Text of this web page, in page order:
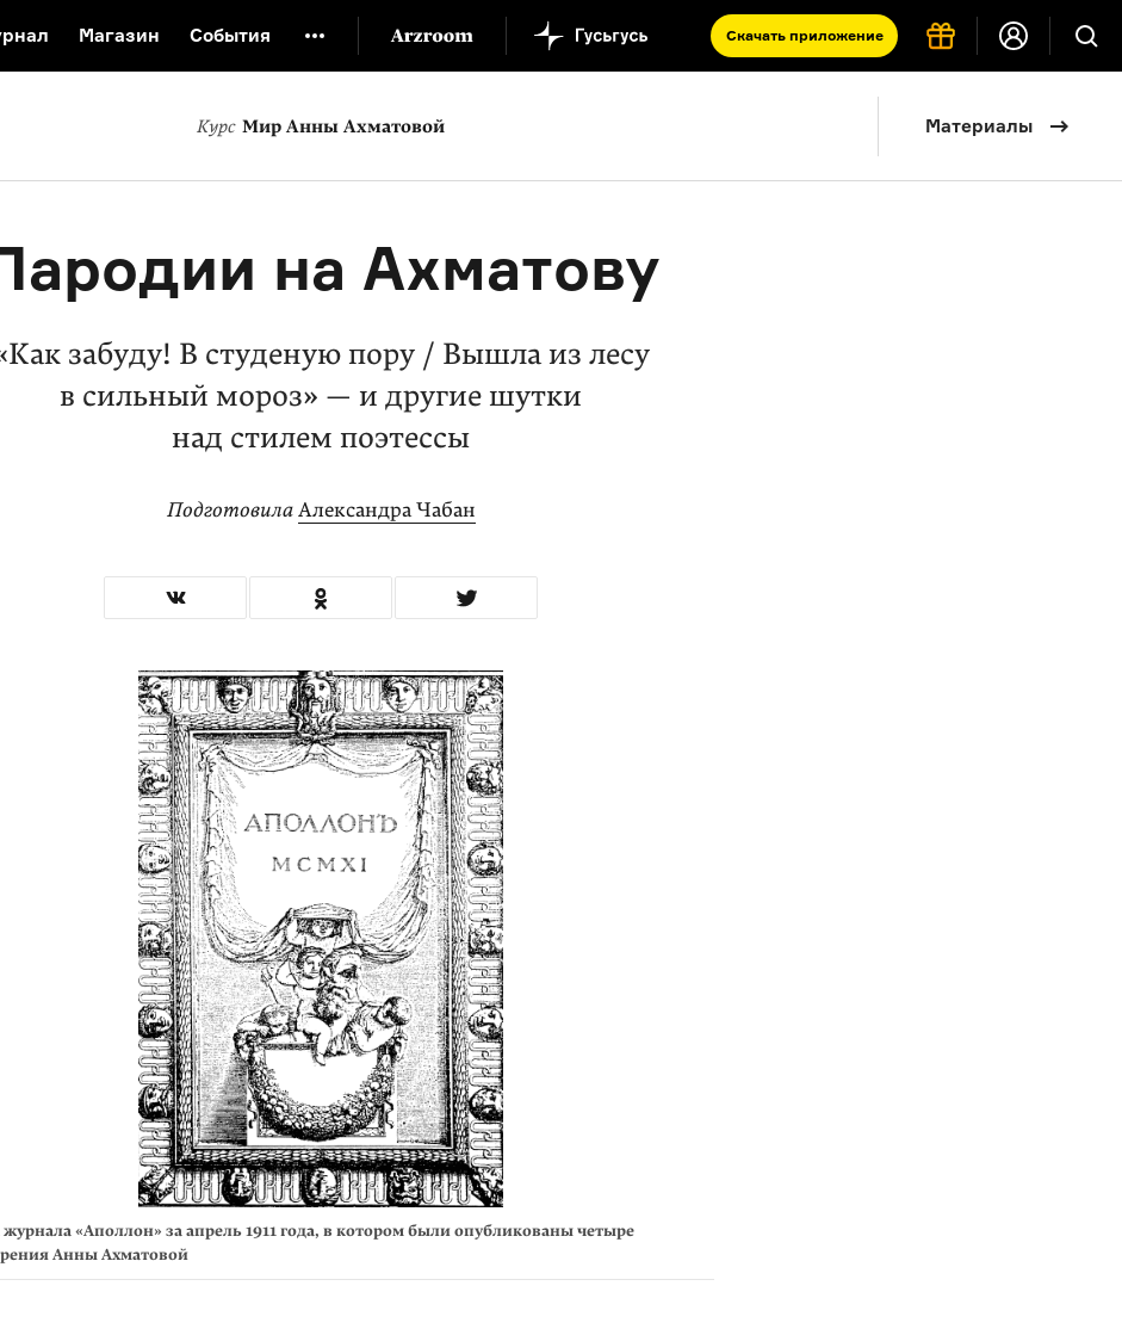
Курс Мир Анны Ахматовой Материалы
Магазин События Скачать приложение
Русский язык от «гой еси» до «лол кек»
на Ахматову
забуду! В студеную пору / Вышла из лесу
в сильный мороз» — и другие шутки
над стилем поэтессы
Подготовила Александра Чабан
«Аполлон» за апрель 1911 года, в котором были опубликованы четыре
Анны Ахматовой